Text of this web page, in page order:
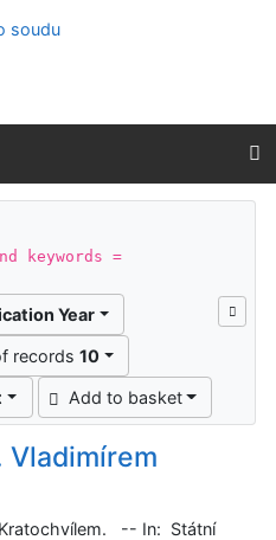
keywords =
Year
records 10
Add to basket
Vladimírem
-- In: Státní